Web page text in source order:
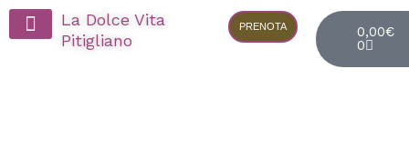
Vai
contenuto
La Dolce Vita
Pitigliano
PRENOTA 0,00€
0
Cart